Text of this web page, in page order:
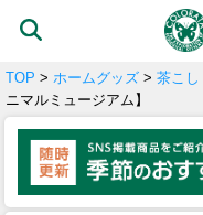
TOP > ホームグッズ > 茶こし
ニマルミュージアム】